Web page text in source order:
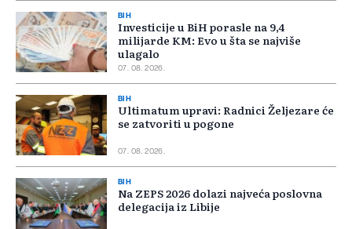
BIH
Investicije u BiH porasle na 9,4
milijarde KM: Evo u šta se najviše
ulagalo
07. 08. 2026.
BIH
Ultimatum upravi: Radnici Željezare će
se zatvoriti u pogone
07. 08. 2026.
BIH
Na ZEPS 2026 dolazi najveća poslovna
delegacija iz Libije